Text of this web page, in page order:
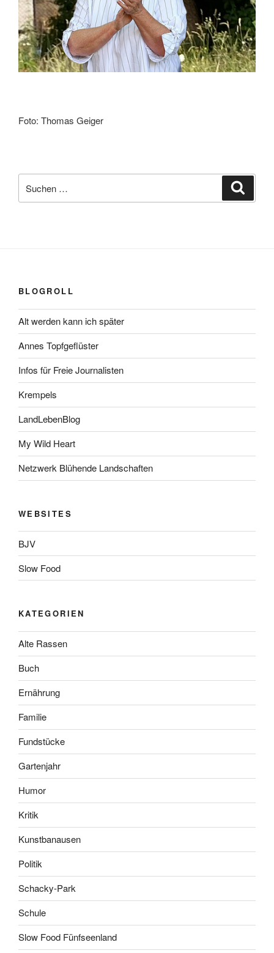
Foto: Thomas Geiger
nach:
BLOGROLL
Alt werden kann ich später
Annes Topfgeflüster
Infos für Freie Journalisten
Krempels
LandLebenBlog
My Wild Heart
Netzwerk Blühende Landschaften
WEBSITES
BJV
Slow Food
KATEGORIEN
Alte Rassen
Buch
Ernährung
Familie
Fundstücke
Gartenjahr
Humor
Kritik
Kunstbanausen
Politik
Schacky-Park
Schule
Slow Food Fünfseenland